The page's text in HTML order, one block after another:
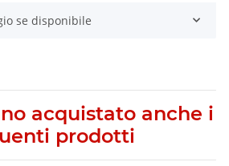
se disponibile
acquistato anche i
prodotti